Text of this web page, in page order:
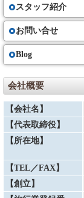
スタッフ紹介
お問い合せ
Blog
会社概要
【会社名】
【代表取締役】
【所在地】
【TEL／FAX】
【創立】